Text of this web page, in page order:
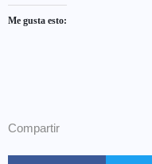
Me gusta esto:
Compartir